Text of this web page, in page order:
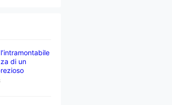
di un